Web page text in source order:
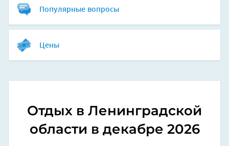
Популярные вопросы
Цены
Отдых в Ленинградской
области в декабре 2026